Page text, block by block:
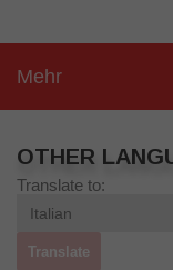
Mehr
OTHER
Translate to: